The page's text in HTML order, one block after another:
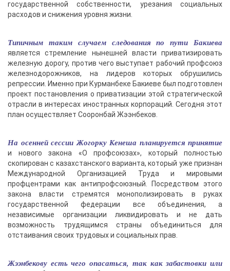
государственной собственности, урезания социальных
расходов и снижения уровня жизни.
Типичным таким случаем следования по пути Бакиева
является стремление нынешней власти приватизировать
железную дорогу, против чего выступает рабочий профсоюз
железнодорожников, на лидеров которых обрушились
репрессии. Именно при Курманбеке Бакиеве был подготовлен
проект постановления о приватизации этой стратегической
отрасли в интересах иностранных корпораций. Сегодня этот
план осуществляет Сооронбай Жээнбеков.
На осенней сессии Жогорку Кенеша планируется принятие
и нового закона «О профсоюзах», который полностью
скопирован с казахстанского варианта, который уже признан
Международной Организацией Труда и мировыми
профцентрами как антипрофсоюзный. Посредством этого
закона власти стремятся монополизировать в руках
государственной федерации все объединения, а
независимые организации ликвидировать и не дать
возможность трудящимся страны объединиться для
отстаивания своих трудовых и социальных прав.
Жээнбекову есть чего опасаться, так как забастовки или